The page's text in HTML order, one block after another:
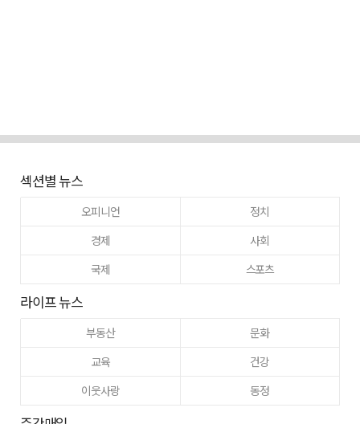
섹션별 뉴스
오피니언
정치
경제
사회
국제
스포츠
라이프 뉴스
부동산
문화
교육
건강
이웃사랑
동정